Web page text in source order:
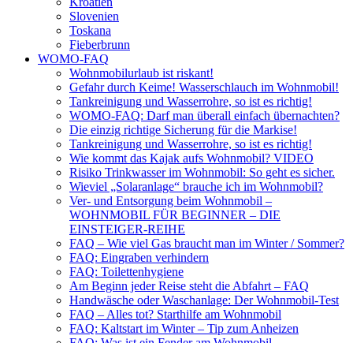
Slovenien
Toskana
Fieberbrunn
WOMO-FAQ
Wohnmobilurlaub ist riskant!
Gefahr durch Keime! Wasserschlauch im Wohnmobil!
Tankreinigung und Wasserrohre, so ist es richtig!
WOMO-FAQ: Darf man überall einfach übernachten?
Die einzig richtige Sicherung für die Markise!
Tankreinigung und Wasserrohre, so ist es richtig!
Wie kommt das Kajak aufs Wohnmobil? VIDEO
Risiko Trinkwasser im Wohnmobil: So geht es sicher.
Wieviel „Solaranlage“ brauche ich im Wohnmobil?
Ver- und Entsorgung beim Wohnmobil –
WOHNMOBIL FÜR BEGINNER – DIE
EINSTEIGER-REIHE
FAQ – Wie viel Gas braucht man im Winter / Sommer?
FAQ: Eingraben verhindern
FAQ: Toilettenhygiene
Am Beginn jeder Reise steht die Abfahrt – FAQ
Handwäsche oder Waschanlage: Der Wohnmobil-Test
FAQ – Alles tot? Starthilfe am Wohnmobil
FAQ: Kaltstart im Winter – Tip zum Anheizen